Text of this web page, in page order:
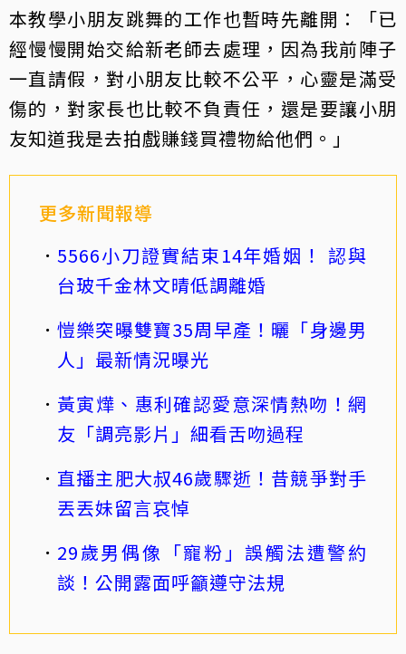
本教學小朋友跳舞的工作也暫時先離開：「已
經慢慢開始交給新老師去處理，因為我前陣子
一直請假，對小朋友比較不公平，心靈是滿受
傷的，對家長也比較不負責任，還是要讓小朋
友知道我是去拍戲賺錢買禮物給他們。」
更多新聞報導
5566小刀證實結束14年婚姻！ 認與
台玻千金林文晴低調離婚
愷樂突曝雙寶35周早產！曬「身邊男
人」最新情況曝光
黃寅燁、惠利確認愛意深情熱吻！網
友「調亮影片」細看舌吻過程
直播主肥大叔46歲驟逝！昔競爭對手
丟丟妹留言哀悼
29歲男偶像「寵粉」誤觸法遭警約
談！公開露面呼籲遵守法規